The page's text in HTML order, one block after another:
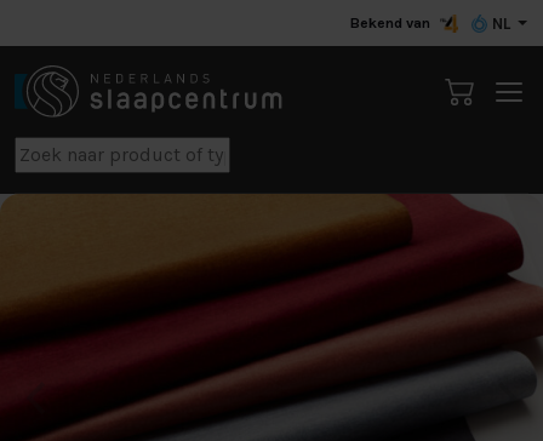
Bekend van NL